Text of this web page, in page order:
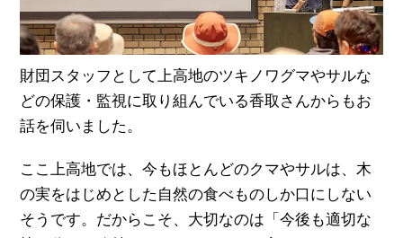
財団スタッフとして上高地のツキノワグマやサルな
どの保護・監視に取り組んでいる香取さんからもお
話を伺いました。
ここ上高地では、今もほとんどのクマやサルは、木
の実をはじめとした自然の食べものしか口にしない
そうです。だからこそ、大切なのは「今後も適切な